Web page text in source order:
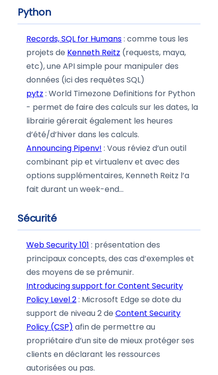
Python
Records, SQL for Humans: comme tous les
projets de Kenneth Reitz (requests, maya,
etc), une API simple pour manipuler des
données (ici des requêtes SQL)
pytz : World Timezone Definitions for Python
- permet de faire des calculs sur les dates, la
librairie gérerait également les heures
d’été/d’hiver dans les calculs.
Announcing Pipenv! : Vous réviez d’un outil
combinant pip et virtualenv et avec des
options supplémentaires, Kenneth Reitz l’a
fait durant un week-end…
Sécurité
Web Security 101 : présentation des
principaux concepts, des cas d’exemples et
des moyens de se prémunir.
Introducing support for Content Security
Policy Level 2: Microsoft Edge se dote du
support de niveau 2 de Content Security
Policy (CSP) afin de permettre au
propriétaire d’un site de mieux protéger ses
clients en déclarant les ressources
autorisées ou pas.